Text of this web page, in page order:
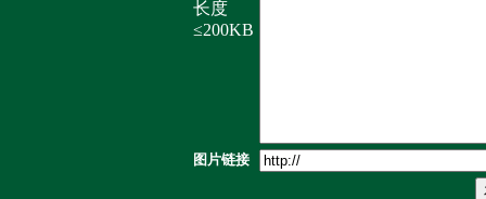
长度
≤200KB
图片链接